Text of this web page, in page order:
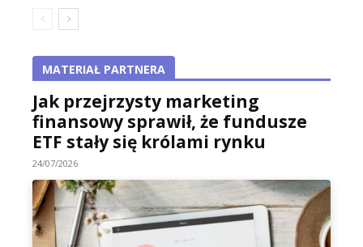
MATERIAŁ PARTNERA
Jak przejrzysty marketing
finansowy sprawił, że fundusze
ETF stały się królami rynku
24/07/2026